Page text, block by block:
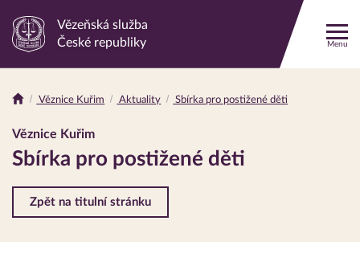
Odkaz
stránku
Vězeňská služba
České republiky
Menu
Drobečková
navigace
Věznice Kuřim Aktuality Sbírka pro postižené děti
Věznice Kuřim
Sbírka pro postižené děti
Zpět na titulní stránku